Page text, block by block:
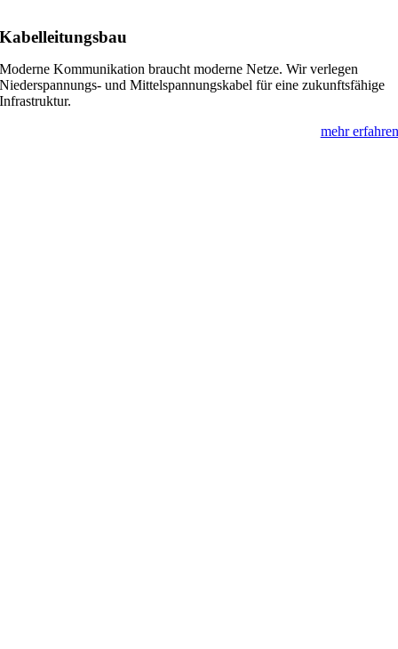
Kabelleitungsbau
Moderne Kommunikation braucht moderne Netze. Wir verlegen
Niederspannungs- und Mittelspannungskabel für eine zukunftsfähige
Infrastruktur.
mehr erfahren